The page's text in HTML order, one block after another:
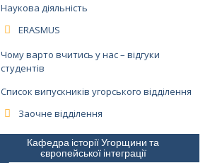
Наукова діяльність
ERASMUS
Чому варто вчитись у нас – відгуки
студентів
Список випускників угорського відділення
Заочне відділення
Кафедра історії Угорщини та
європейської інтеграції